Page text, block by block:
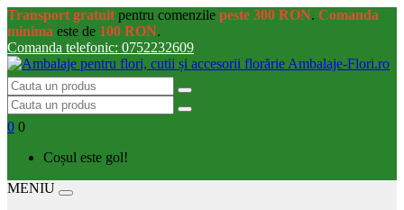
Transport gratuit pentru comenzile peste 300 RON. Comanda
minima este de 100 RON.
Comanda telefonic: 0752232609
0 0
Coșul este gol!
MENIU